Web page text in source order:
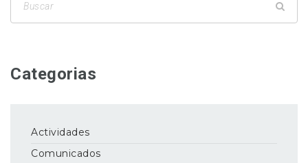
Categorias
Actividades
Comunicados